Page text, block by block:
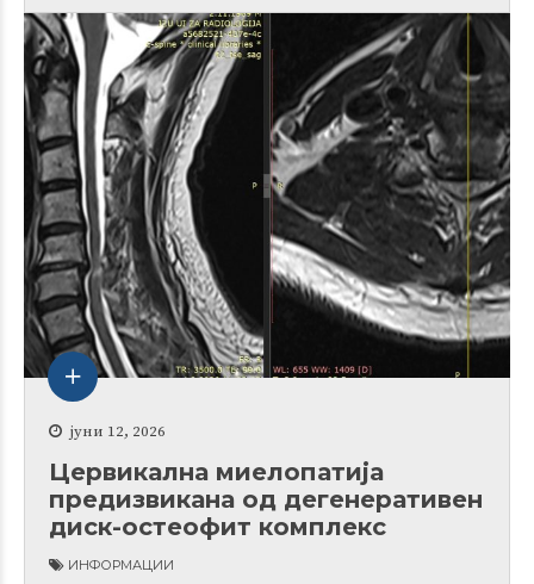
јуни 12, 2026
Цервикална миелопатија
предизвикана од дегенеративен
диск-остеофит комплекс
ИНФОРМАЦИИ